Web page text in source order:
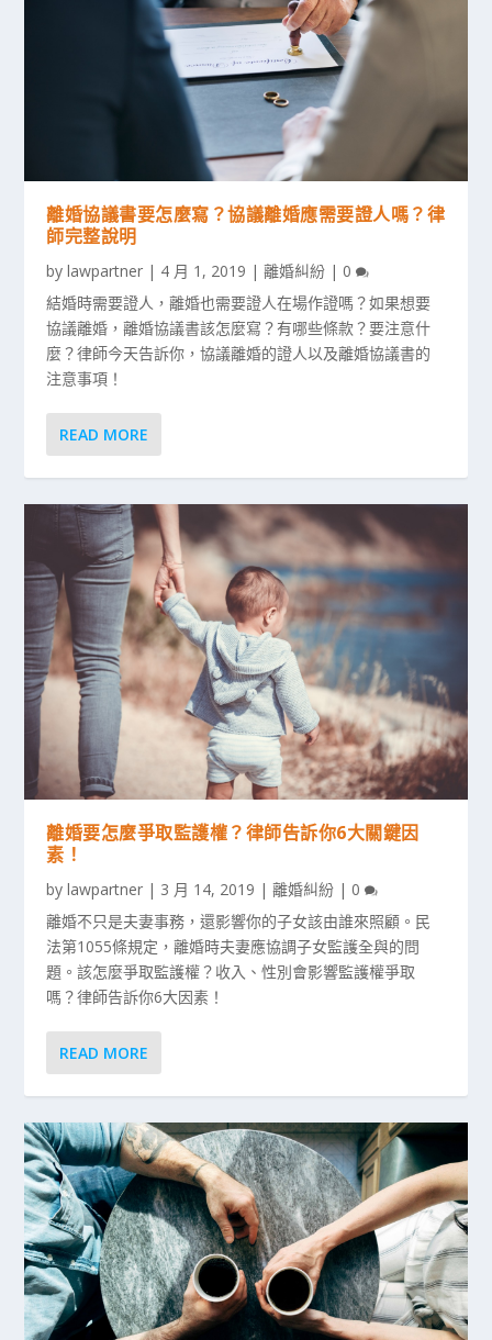
離婚協議書要怎麼寫？協議離婚應需要證人嗎？律
師完整說明
bylawpartner | 4 月 1, 2019 |離婚糾紛 | 0
結婚時需要證人，離婚也需要證人在場作證嗎？如果想要
協議離婚，離婚協議書該怎麼寫？有哪些條款？要注意什
麼？律師今天告訴你，協議離婚的證人以及離婚協議書的
注意事項！
READ MORE
離婚要怎麼爭取監護權？律師告訴你6大關鍵因
素！
bylawpartner | 3 月 14, 2019 |離婚糾紛 | 0
離婚不只是夫妻事務，還影響你的子女該由誰來照顧。民
法第1055條規定，離婚時夫妻應協調子女監護全與的問
題。該怎麼爭取監護權？收入、性別會影響監護權爭取
嗎？律師告訴你6大因素！
READ MORE